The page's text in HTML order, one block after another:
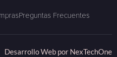
Preguntas Frecuentes
Desarrollo Web por NexTechOne